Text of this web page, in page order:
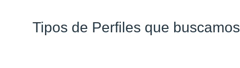
Tipos de Perfiles que buscamos